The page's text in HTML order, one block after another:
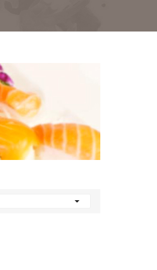
